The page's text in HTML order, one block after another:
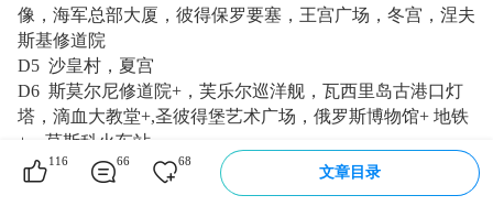
像，海军总部大厦，彼得保罗要塞，王宫广场，冬宫，涅夫
斯基修道院
D5 沙皇村，夏宫
D6 斯莫尔尼修道院+，芙乐尔巡洋舰，瓦西里岛古港口灯
塔，滴血大教堂+,圣彼得堡艺术广场，俄罗斯博物馆+ 地铁
+，莫斯科火车站
D7 莫斯科 卡洛明斯科娅庄园，红场，圣瓦西里升天大教
堂，国家历史博物馆，喀山大教堂, Tapan博物馆
116 66 68
文章目录